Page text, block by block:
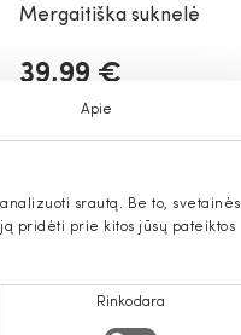
Apie
srautą. Be to, svetainės
pridėti prie kitos jūsų pateiktos
Rinkodara
Mergaitiška suknelė
39,99 €
Deja, šios prekės nebeturime.